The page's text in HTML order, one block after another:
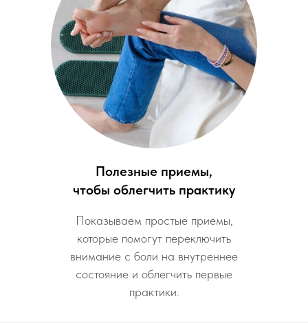
Полезные приемы,
чтобы облегчить практику
Показываем простые приемы,
которые помогут переключить
внимание с боли на внутреннее
состояние и облегчить первые
практики.